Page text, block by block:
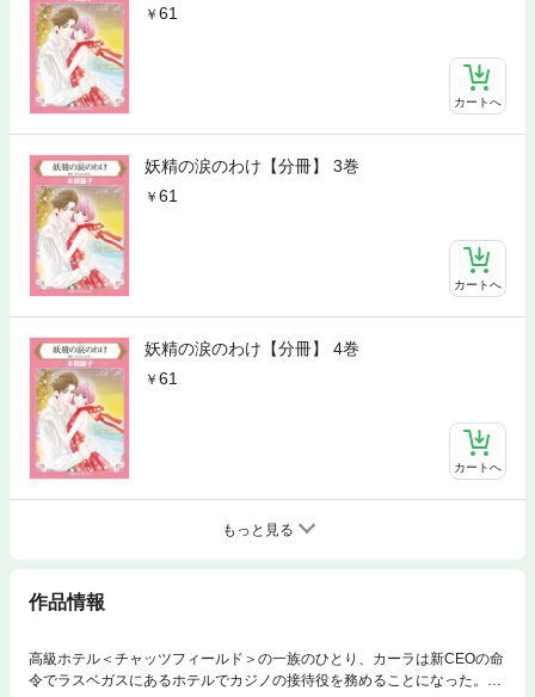
61
カートへ
妖精の涙のわけ【分冊】 3巻
61
カートへ
妖精の涙のわけ【分冊】 4巻
61
カートへ
もっと見る
作品情報
高級ホテル＜チャッツフィールド＞の一族のひとり、カーラは新CEOの命
令でラスベガスにあるホテルでカジノの接待役を務めることになった。一